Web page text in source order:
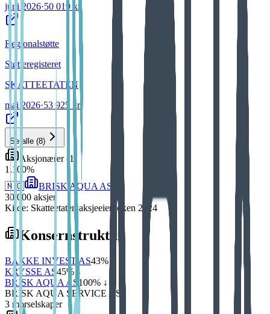
juni 2026·50 019 kr
Regionalstøtte
Støtteregisteret
SKATTEETATEN
mai 2026·53 925 kr
Se alle (8)
Aksjonærer( 1
1 .100%
🇳🇴
BRISK AQUA AS
30 000 aksjer
Kilde: Skatteetaten aksjeeierboken 2024
Konsernstruktur
BAKKE INVEST AS43% ↓
KRYSSE AS 45% ↓
BRISK AQUA AS 100% ↓
BRISK AQUA SERVICE AS
3 morselskap er